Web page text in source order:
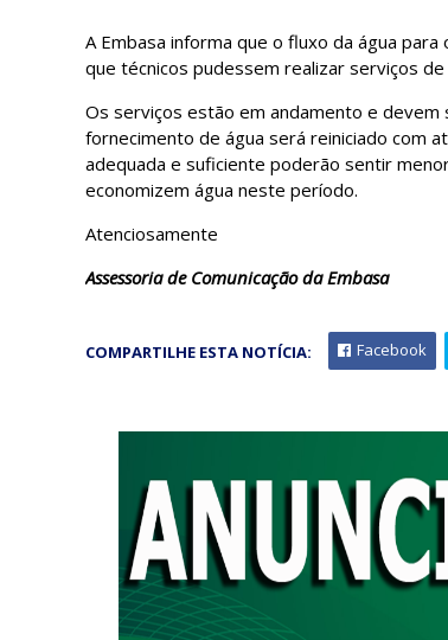
A Embasa informa que o fluxo da água
que técnicos pudessem realizar serviços
Os serviços estão em andamento e devem
fornecimento de água será reiniciado com
adequada e suficiente poderão sentir
economizem água neste período.
Atenciosamente
Assessoria de Comunicação da Embasa
COMPARTILHE ESTA NOTÍCIA: Facebook